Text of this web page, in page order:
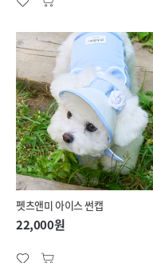
펫츠앤미 아이스 썬캡
22,000원